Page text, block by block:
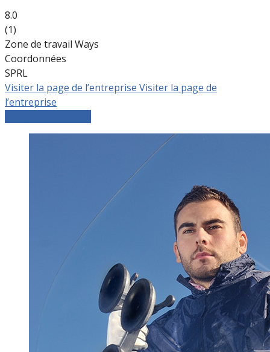
8.0
(1)
Zone de travail Ways
Coordonnées
SPRL
Visiter la page de l’entreprise Visiter la page de
l’entreprise